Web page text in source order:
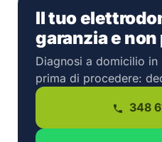
Il tuo
garanzia e
Diagnosi a domicilio
prima di procedere:
348